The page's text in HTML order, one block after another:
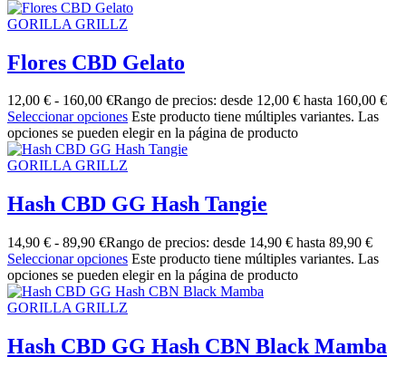
GORILLA GRILLZ
Flores CBD Gelato
12,00 € - 160,00 €Rango de precios: desde 12,00 € hasta 160,00 €
Seleccionar opciones Este producto tiene múltiples variantes. Las
opciones se pueden elegir en la página de producto
GORILLA GRILLZ
Hash CBD GG Hash Tangie
14,90 € - 89,90 €Rango de precios: desde 14,90 € hasta 89,90 €
Seleccionar opciones Este producto tiene múltiples variantes. Las
opciones se pueden elegir en la página de producto
GORILLA GRILLZ
Hash CBD GG Hash CBN Black Mamba